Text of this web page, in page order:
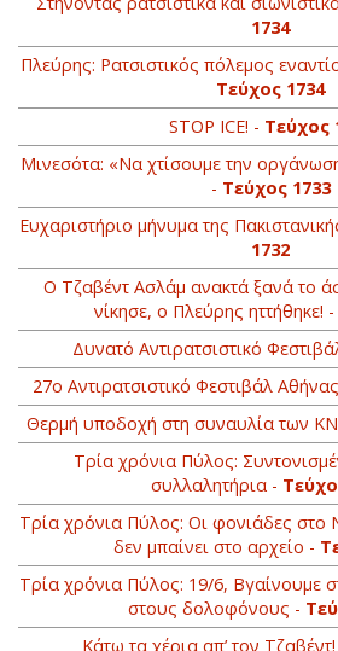
1734
Πλεύρης: Ρατσιστικός πόλεμος
Τεύχος 1734
STOP ICE! - Τεύχος
Μινεσότα: «Να χτίσουμε την
- Τεύχος 1733
Ευχαριστήριο μήνυμα της
1732
Ο Τζαβέντ Ασλάμ ανακτά ξανά το
νίκησε, ο Πλεύρης ηττήθηκε! -
Δυνατό Αντιρατσιστικό
27ο Αντιρατσιστικό Φεστιβάλ
Θερμή υποδοχή στη συναυλία των
Τρία χρόνια Πύλος:
συλλαλητήρια -
Τρία χρόνια Πύλος: Οι φονιάδες στο
δεν μπαίνει στο αρχείο -
Τρία χρόνια Πύλος: 19/6, Βγαίνουμε
στους δολοφόνους -
Κάτω τα χέρια απ’ τον